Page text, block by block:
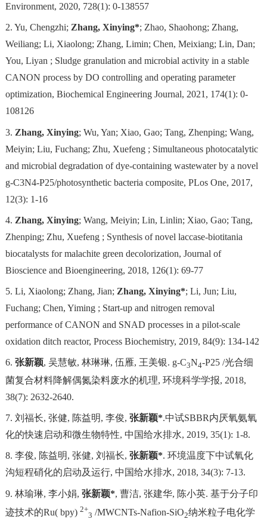
Environment, 2020, 728(1): 0-138557
2. Yu, Chengzhi; Zhang, Xinying*; Zhao, Shaohong; Zhang,
Weiliang; Li, Xiaolong; Zhang, Limin; Chen, Meixiang; Lin, Dan;
You, Liyan ; Sludge granulation and microbial activity in a stable
CANON process by DO controlling and operating parameter
optimization, Biochemical Engineering Journal, 2021, 174(1): 0-
108126
3. Zhang, Xinying; Wu, Yan; Xiao, Gao; Tang, Zhenping; Wang,
Meiyin; Liu, Fuchang; Zhu, Xuefeng ; Simultaneous photocatalytic
and microbial degradation of dye-containing wastewater by a novel
g-C3N4-P25/photosynthetic bacteria composite, PLos One, 2017,
12(3): 1-16
4. Zhang, Xinying; Wang, Meiyin; Lin, Linlin; Xiao, Gao; Tang,
Zhenping; Zhu, Xuefeng ; Synthesis of novel laccase-biotitania
biocatalysts for malachite green decolorization, Journal of
Bioscience and Bioengineering, 2018, 126(1): 69-77
5. Li, Xiaolong; Zhang, Jian; Zhang, Xinying*; Li, Jun; Liu,
Fuchang; Chen, Yiming ; Start-up and nitrogen removal
performance of CANON and SNAD processes in a pilot-scale
oxidation ditch reactor, Process Biochemistry, 2019, 84(9): 134-142
6. 张新颖, 吴慧敏, 林琳琳, 伍雁, 王美银. g-C3N4-P25 /光合细
菌复合材料降解偶氮染料废水的机理, 环境科学学报, 2018,
38(7): 2632-2640.
7. 刘福长, 张健, 陈益明, 李俊, 张新颖*.中试SBBR内厌氧氨氧
化的快速启动和微生物特性, 中国给水排水, 2019, 35(1): 1-8.
8. 李俊, 陈益明, 张健, 刘福长, 张新颖*. 环境温度下中试氧化
沟短程硝化的启动及运行, 中国给水排水, 2018, 34(3): 7-13.
9. 林瑜琳, 李小娟, 张新颖*, 曹洁, 张建华, 陈小英. 基于分子印
迹技术的Ru( bpy) 2+
3 /MWCNTs-Nafion-SiO2纳米粒子电化学